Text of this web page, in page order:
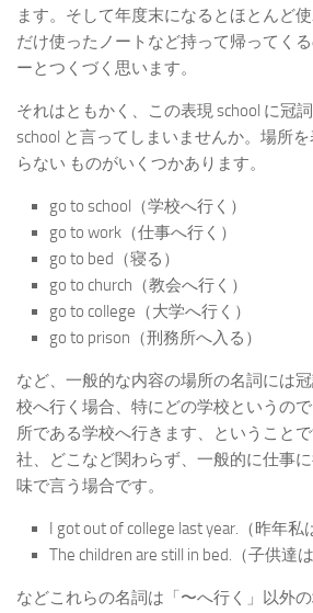
ます。そして年度末になるとほとんど
だけ使ったノートなど持って帰ってく
ーとつくづく思います。
それはともかく、この表現 school に冠
school と言ってしまいませんか。場所
らない ものがいくつかあります。
go to school（学校へ行く）
go to work（仕事へ行く）
go to bed（寝る）
go to church（教会へ行く）
go to college（大学へ行く）
go to prison（刑務所へ入る）
など、一般的な内容の場所の名詞には
校へ行く場合、特にどの学校というの
所である学校へ行きます、ということ
社、どこなど関わらず、一般的に仕事
味で言う場合です。
I got out of college last year.（昨年私
The children are still in bed.（子供達
などこれらの名詞は「〜へ行く」以外